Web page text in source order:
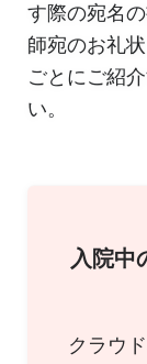
す際の宛名
師宛のお礼
ごとにご紹
い。
入院中
クラウ